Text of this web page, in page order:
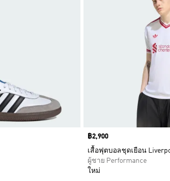
Price
฿2,900
เสื้อฟุตบอลชุดเยือน
ผู้ชาย Performance
ใหม่